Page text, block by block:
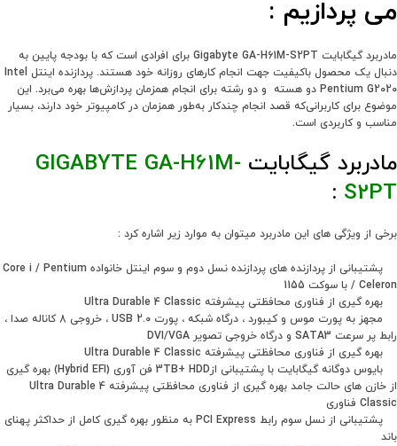
می پردازیم :
مادربرد گیگابایت Gigabyte GA-H61M-S2PT برای افرادی است که با بودجه پایین به
دنبال یک محصول باکیفیت جهت انجام کارهای روزانه خود هستند. پردازنده اینتل Intel
Pentium G2020 دو هسته و دو رشته برای انجام همزمان پردازش‌ها بهره می‌برد. این
موضوع برای کاربرانی‌که قصد انجام چندکار به‌طور همزمان در کامپیوتر خود دارند، بسیار
مناسب و کاربردی است.
مادربرد گیگابایت GIGABYTE GA-H61M-
S2PT
:
برخی از ویژگی های این مادربرد میتوان به موارد زیر اشاره کرد :
پشتیبانی از پردازنده های پردازنده نسل دوم و سوم اینتل خانواده Core i / Pentium
/ Celeron با سوکت 1155
بهره گیری از فناوری محافظتی پیشرفته Ultra Durable 4 Classic
مجهز به پورت موس و کیبورد ، درگاه شبکه ، پورت USB 2.0 ، خروجی 8 کاناله صدا ،
رابط پر سرعت SATA3 و درگاه خروجی تصویر DVI/VGA
بهره گیری از فناوری محافظتی پیشرفته Ultra Durable 4 Classic
بایوس دوگانه گیگابایت با پشتیبانی از3TB+ HDD فن آوری (Hybrid EFI) بهره گیری
از خازن های حالت جامد بهره گیری از فناوری محافظتی پیشرفته Ultra Durable 4
Classic فناوری
پشتیبانی از نسل سوم رابط PCI Express به منظور بهره گیری کامل از حداکثر پهنای
باند